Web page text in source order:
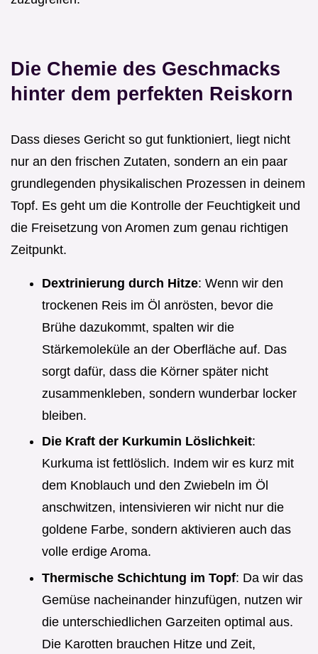
Die Chemie des Geschmacks
hinter dem perfekten Reiskorn
Dass dieses Gericht so gut funktioniert, liegt nicht
nur an den frischen Zutaten, sondern an ein paar
grundlegenden physikalischen Prozessen in deinem
Topf. Es geht um die Kontrolle der Feuchtigkeit und
die Freisetzung von Aromen zum genau richtigen
Zeitpunkt.
Dextrinierung durch Hitze: Wenn wir den
trockenen Reis im Öl anrösten, bevor die
Brühe dazukommt, spalten wir die
Stärkemoleküle an der Oberfläche auf. Das
sorgt dafür, dass die Körner später nicht
zusammenkleben, sondern wunderbar locker
bleiben.
Die Kraft der Kurkumin Löslichkeit:
Kurkuma ist fettlöslich. Indem wir es kurz mit
dem Knoblauch und den Zwiebeln im Öl
anschwitzen, intensivieren wir nicht nur die
goldene Farbe, sondern aktivieren auch das
volle erdige Aroma.
Thermische Schichtung im Topf: Da wir das
Gemüse nacheinander hinzufügen, nutzen wir
die unterschiedlichen Garzeiten optimal aus.
Die Karotten brauchen Hitze und Zeit,